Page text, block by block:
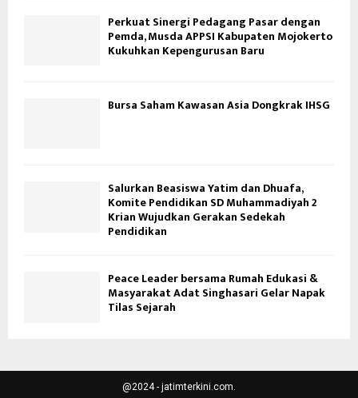
Perkuat Sinergi Pedagang Pasar dengan
Pemda, Musda APPSI Kabupaten Mojokerto
Kukuhkan Kepengurusan Baru
Bursa Saham Kawasan Asia Dongkrak IHSG
Salurkan Beasiswa Yatim dan Dhuafa,
Komite Pendidikan SD Muhammadiyah 2
Krian Wujudkan Gerakan Sedekah
Pendidikan
Peace Leader bersama Rumah Edukasi &
Masyarakat Adat Singhasari Gelar Napak
Tilas Sejarah
@2024 - jatimterkini.com.